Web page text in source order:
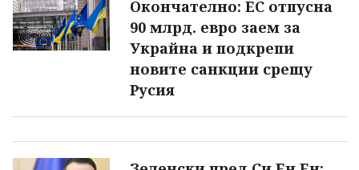
Окончателно: ЕС отпусна
90 млрд. евро заем за
Украйна и подкрепи
новите санкции срещу
Русия